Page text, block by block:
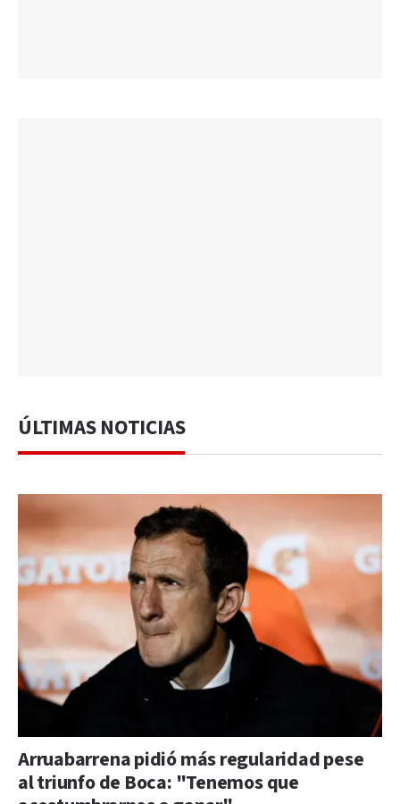
ÚLTIMAS NOTICIAS
Arruabarrena pidió más regularidad pese
al triunfo de Boca: "Tenemos que